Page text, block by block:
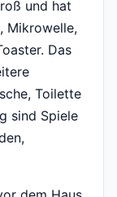
und hat
Mikrowelle,
Das
Toilette
sind Spiele